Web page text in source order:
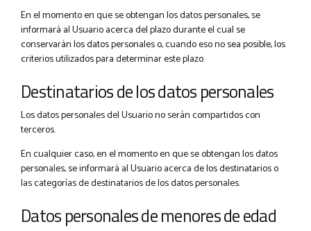
En el momento en que se obtengan los datos personales, se
informará al Usuario acerca del plazo durante el cual se
conservarán los datos personales o, cuando eso no sea posible, los
criterios utilizados para determinar este plazo.
Destinatarios de los datos personales
Los datos personales del Usuario no serán compartidos con
terceros.
En cualquier caso, en el momento en que se obtengan los datos
personales, se informará al Usuario acerca de los destinatarios o
las categorías de destinatarios de los datos personales.
Datos personales de menores de edad